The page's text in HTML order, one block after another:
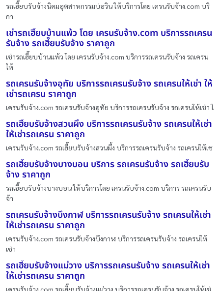
รถเฮี๊ยบรับจ้างนิคมอุตสาหกรรมบ่อวิน ให้บริการโดย เครนรับจ้าง.com บริ
กา
เช่ารถเฮี๊ยบบ้านแพ้ว โดย เครนรับจ้าง.com บริการรถเครน
รับจ้าง รถเฮี๊ยบรับจ้าง ราคาถูก
เช่ารถเฮี๊ยบบ้านแพ้ว โดย เครนรับจ้าง.com บริการรถเครนรับจ้าง รถเครน
ให้
รถเครนรับจ้างอุทัย บริการรถเครนรับจ้าง รถเครนให้เช่า ให้
เช่ารถเครน ราคาถูก
เครนรับจ้าง.com รถเครนรับจ้างอุทัย บริการรถเครนรับจ้าง รถเครนให้เช่า ใ
รถเฮี๊ยบรับจ้างสวนผึ้ง บริการรถเครนรับจ้าง รถเครนให้เช่า
ให้เช่ารถเครน ราคาถูก
เครนรับจ้าง.com รถเฮี๊ยบรับจ้างสวนผึ้ง บริการรถเครนรับจ้าง รถเครนให้เช
รถเฮี๊ยบรับจ้างบางบอน บริการ รถเครนรับจ้าง รถเฮี๊ยบรับ
จ้าง ราคาถูก
รถเฮี๊ยบรับจ้างบางบอน ให้บริการโดย เครนรับจ้าง.com บริการ รถเครนรับ
จ้า
รถเครนรับจ้างบึงกาฬ บริการรถเครนรับจ้าง รถเครนให้เช่า
ให้เช่ารถเครน ราคาถูก
เครนรับจ้าง.com รถเครนรับจ้างบึงกาฬ บริการรถเครนรับจ้าง รถเครนให้
เช่า
รถเฮี๊ยบรับจ้างแม่วาง บริการรถเครนรับจ้าง รถเครนให้เช่า
ให้เช่ารถเครน ราคาถูก
เครนรับจ้าง.com รถเฮี๊ยบรับจ้างแม่วาง บริการรถเครนรับจ้าง รถเครนให้เช่